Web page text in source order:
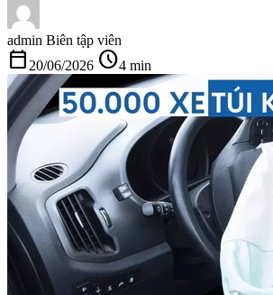
admin Biên tập viên
calendar_today 20/06/2026 schedule4 min